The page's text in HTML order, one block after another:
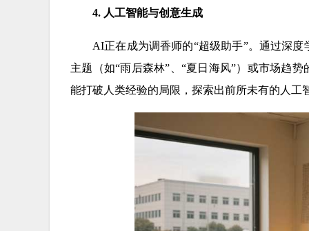
4. 人工智能与创意生成
AI正在成为调香师的“超级助手”。通过深
主题（如“雨后森林”、“夏日海风”）或市场趋
能打破人类经验的局限，探索出前所未有的人工